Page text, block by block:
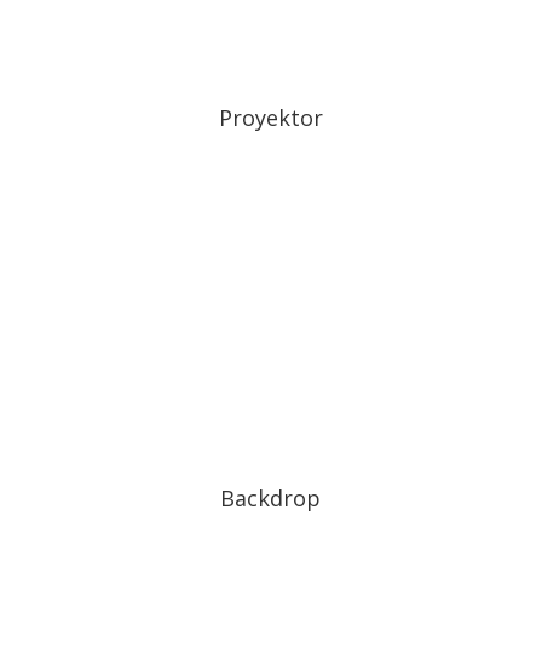
Proyektor
Backdrop